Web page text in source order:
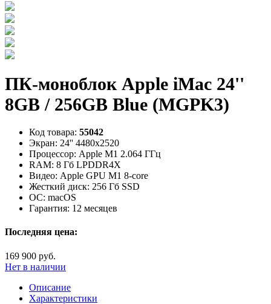
ПК-моноблок Apple iMac 24''
8GB / 256GB Blue (MGPK3)
Код товара: 55042
Экран: 24'' 4480х2520
Процессор: Apple M1 2.064 ГГц
RAM: 8 Гб LPDDR4X
Видео: Apple GPU M1 8-core
Жесткий диск: 256 Гб SSD
ОС: macOS
Гарантия: 12 месяцев
Последняя цена:
169 900 руб.
Нет в наличии
Описание
Характеристики